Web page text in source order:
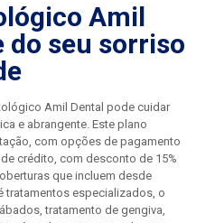
Amil
do seu sorriso
Amil Dental pode cuidar
e abrangente. Este plano
com opções de pagamento
crédito, com desconto de 15%
que incluem desde
tratamentos especializados, o
tratamento de gengiva,